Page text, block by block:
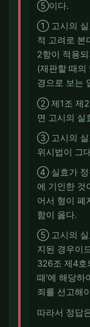
⑤이다.
① 고시의 실
적 고려로 본
2항이 적용
(재판할 때의
경으로 보는
② 제1조 제2
면 고시의 실
③ 고시의 실
위시법이 그
④ 실효가 정
에 기인한 것
어서 형이 폐
함이 옳다.
⑤ 고시의 실
지된 경우이
326조 제4호
때'에 해당하
죄를 선고해
따라서 정답